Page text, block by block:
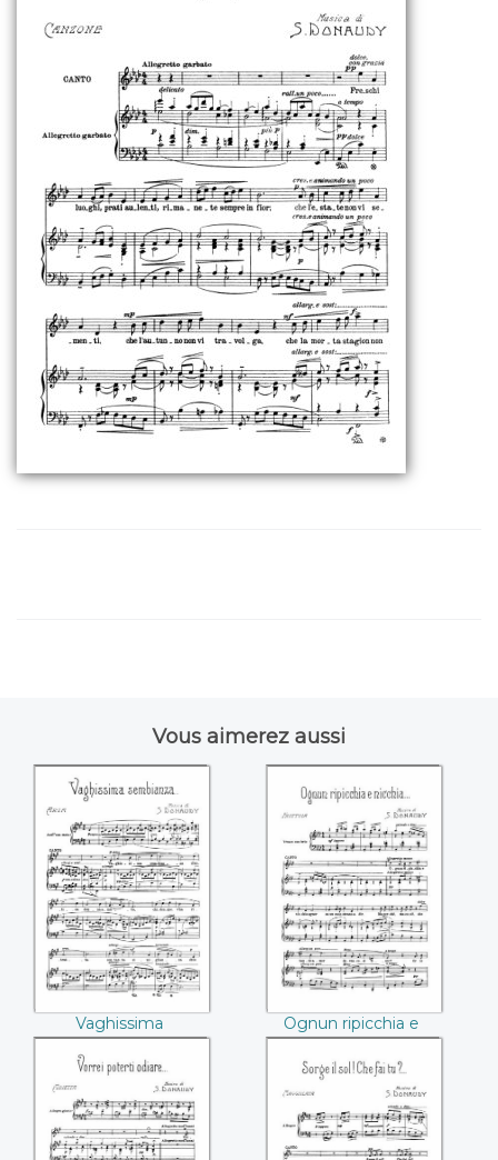
Vous aimerez aussi
Vaghissima
sembianza
((Stefano
Donaudy))
Vaghissima
sembianza (Stefano
Donaudy)
Ognun ripicchia e
nicchia ((Stefano
Donaudy))
Ognun ripicchia e
nicchia (Stefano
Donaudy)
Vorrei poterti
odiare ((Stefano
Sorge il sol ! Che fai
tu ? ((Stefano